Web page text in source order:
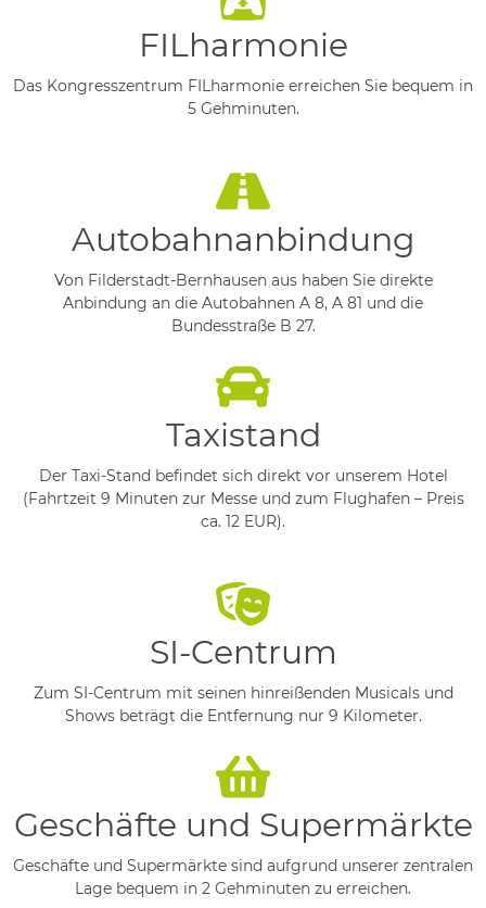
FILharmonie
Das Kongresszentrum FILharmonie erreichen Sie bequem in
5 Gehminuten.
Autobahnanbindung
Von Filderstadt-Bernhausen aus haben Sie direkte
Anbindung an die Autobahnen A 8, A 81 und die
Bundesstraße B 27.
Taxistand
Der Taxi-Stand befindet sich direkt vor unserem Hotel
(Fahrtzeit 9 Minuten zur Messe und zum Flughafen – Preis
ca. 12 EUR).
SI-Centrum
Zum SI-Centrum mit seinen hinreißenden Musicals und
Shows beträgt die Entfernung nur 9 Kilometer.
Geschäfte und Supermärkte
Geschäfte und Supermärkte sind aufgrund unserer zentralen
Lage bequem in 2 Gehminuten zu erreichen.